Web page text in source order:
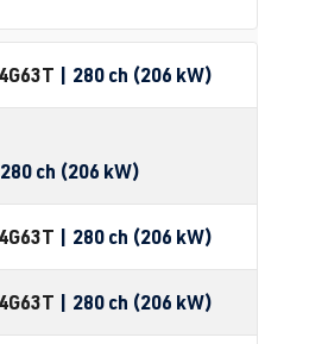
4G63T | 280 ch (206 kW)
ch (206 kW)
4G63T | 280 ch (206 kW)
4G63T | 280 ch (206 kW)